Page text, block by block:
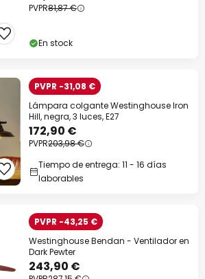
PVPR81,87 €
En stock
PVPR -31,08 €
Lámpara colgante Westinghouse Iron
Hill, negra, 3 luces, E27
172,90 €
PVPR203,98 €
Tiempo de entrega: 11 - 16 días
laborables
PVPR -43,25 €
Westinghouse Bendan - Ventilador en
Dark Pewter
243,90 €